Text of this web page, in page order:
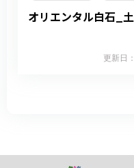
オリエンタル白石_
更新日